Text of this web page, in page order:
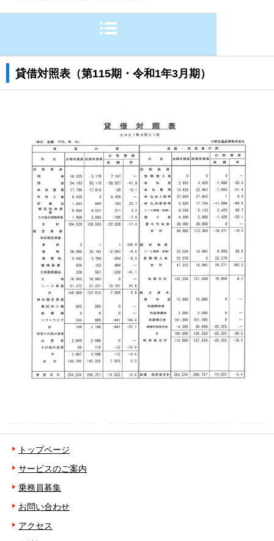
貸借対照表（第115期・令和1年3月期）
トップページ
サービスのご案内
乗務員募集
お問い合わせ
アクセス